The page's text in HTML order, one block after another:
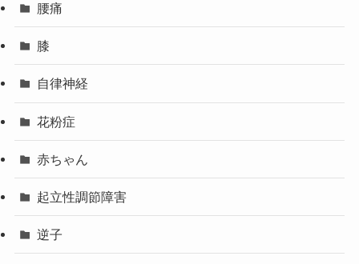
腰痛
膝
自律神経
花粉症
赤ちゃん
起立性調節障害
逆子